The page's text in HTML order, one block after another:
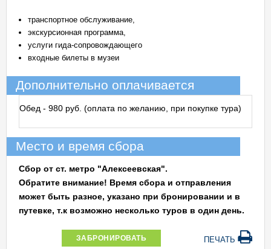
транспортное обслуживание,
экскурсионная программа,
услуги гида-сопровождающего
входные билеты в музеи
Дополнительно оплачивается
Обед - 980 руб. (оплата по желанию, при покупке тура)
Место и время сбора
Сбор от ст. метро "Алексеевская".
Обратите внимание! Время сбора и отправления
может быть разное, указано при бронировании и в
путевке, т.к возможно несколько туров в один день.
ЗАБРОНИРОВАТЬ ПЕЧАТЬ